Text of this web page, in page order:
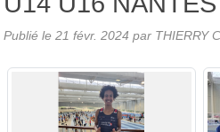
Publié le 21 févr. 2024 par THIERRY